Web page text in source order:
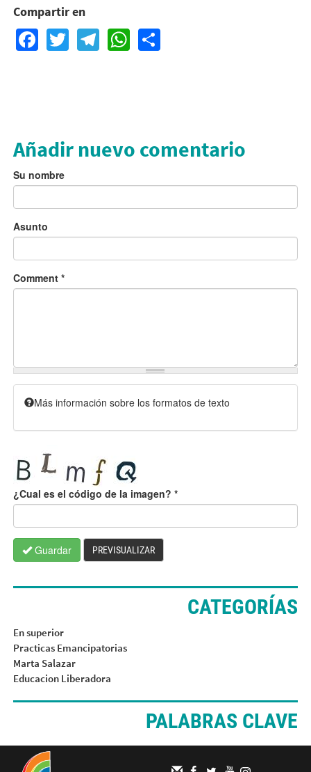
Compartir en
Facebook
TwitterTelegram
WhatsApp
Share
Añadir nuevo comentario
Su nombre
Asunto
Comment *
Más información sobre los formatos de texto
¿Cual es el código de la imagen? *
Guardar PREVISUALIZAR
CATEGORÍAS
En superior
Practicas Emancipatorias
Marta Salazar
Educacion Liberadora
PALABRAS CLAVE